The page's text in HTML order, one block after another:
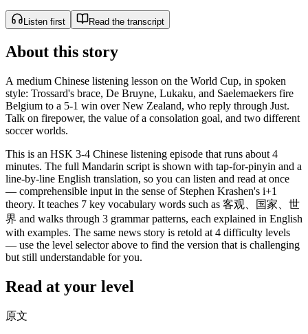
Listen first Read the transcript
About this story
A medium Chinese listening lesson on the World Cup, in spoken
style: Trossard's brace, De Bruyne, Lukaku, and Saelemaekers fire
Belgium to a 5-1 win over New Zealand, who reply through Just.
Talk on firepower, the value of a consolation goal, and two different
soccer worlds.
This is an HSK 3-4 Chinese listening episode that runs about 4
minutes. The full Mandarin script is shown with tap-for-pinyin and a
line-by-line English translation, so you can listen and read at once
— comprehensible input in the sense of Stephen Krashen's i+1
theory. It teaches 7 key vocabulary words such as 客观、国家、世
界 and walks through 3 grammar patterns, each explained in English
with examples. The same news story is retold at 4 difficulty levels
— use the level selector above to find the version that is challenging
but still understandable for you.
Read at your level
原文